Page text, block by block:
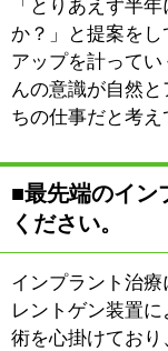
お口に関するお悩みはど
相談ください。お口のか
任を持って皆様のお口の
っています。
※上記記事は2012.3に取
情報時間の経過による変
江戸川区時間 江
表示：